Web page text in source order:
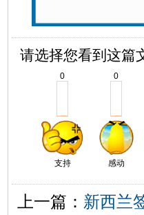
请选择您看到这篇
0
支持
0
感动
上一篇： 新西兰